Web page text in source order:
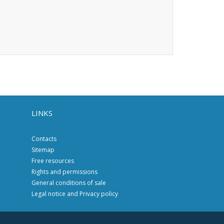
LINKS
Contacts
Sitemap
Free resources
Rights and permissions
General conditions of sale
Legal notice and Privacy policy